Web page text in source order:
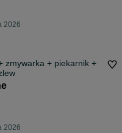
2026
zmywarka + piekarnik +
2026